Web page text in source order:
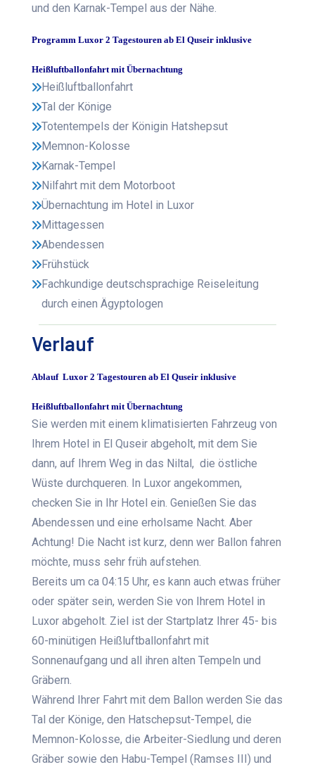
und den Karnak-Tempel aus der Nähe.
Programm Luxor 2 Tagestouren ab El Quseir inklusive
Heißluftballonfahrt mit Übernachtung
Heißluftballonfahrt
Tal der Könige
Totentempels der Königin Hatshepsut
Memnon-Kolosse
Karnak-Tempel
Nilfahrt mit dem Motorboot
Übernachtung im Hotel in Luxor
Mittagessen
Abendessen
Frühstück
Fachkundige deutschsprachige Reiseleitung
durch einen Ägyptologen
Verlauf
Ablauf Luxor 2 Tagestouren ab El Quseir inklusive
Heißluftballonfahrt mit Übernachtung
Sie werden mit einem klimatisierten Fahrzeug von
Ihrem Hotel in El Quseir abgeholt, mit dem Sie
dann, auf Ihrem Weg in das Niltal, die östliche
Wüste durchqueren. In Luxor angekommen,
checken Sie in Ihr Hotel ein. Genießen Sie das
Abendessen und eine erholsame Nacht. Aber
Achtung! Die Nacht ist kurz, denn wer Ballon fahren
möchte, muss sehr früh aufstehen.
Bereits um ca 04:15 Uhr, es kann auch etwas früher
oder später sein, werden Sie von Ihrem Hotel in
Luxor abgeholt. Ziel ist der Startplatz Ihrer 45- bis
60-minütigen Heißluftballonfahrt mit
Sonnenaufgang und all ihren alten Tempeln und
Gräbern.
Während Ihrer Fahrt mit dem Ballon werden Sie das
Tal der Könige, den Hatschepsut-Tempel, die
Memnon-Kolosse, die Arbeiter-Siedlung und deren
Gräber sowie den Habu-Tempel (Ramses III) und